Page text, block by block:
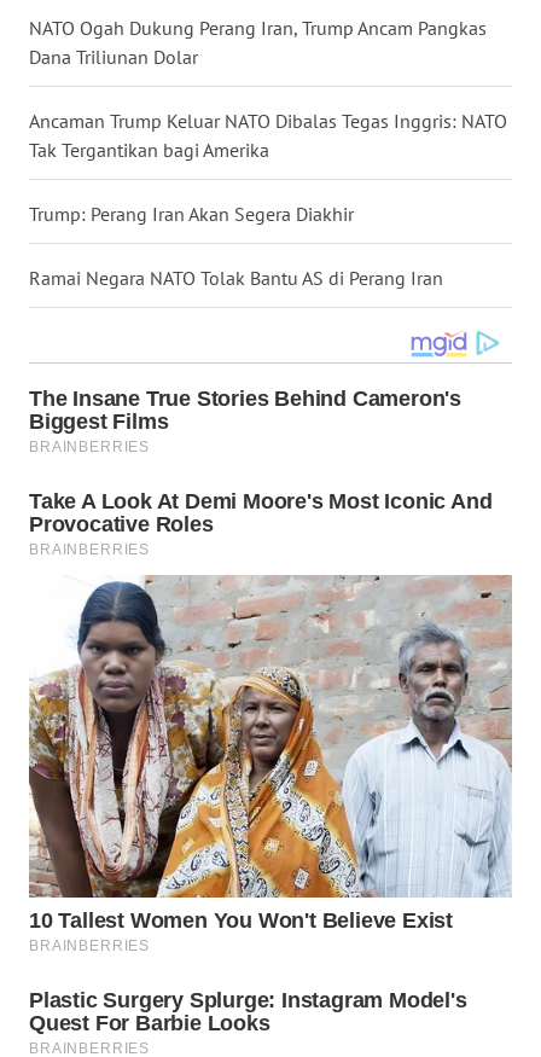
NATO Ogah Dukung Perang Iran, Trump Ancam Pangkas
Dana Triliunan Dolar
Ancaman Trump Keluar NATO Dibalas Tegas Inggris: NATO
Tak Tergantikan bagi Amerika
Trump: Perang Iran Akan Segera Diakhir
Ramai Negara NATO Tolak Bantu AS di Perang Iran
WN
NUSANTARA
WN
JOGJA
WN
WN
KALBAR
KALTENG
KALTARA
WN
KALSEL
WN
KALTIM
WN
SULSEL
WN
GORONTALO
WN
SULUT